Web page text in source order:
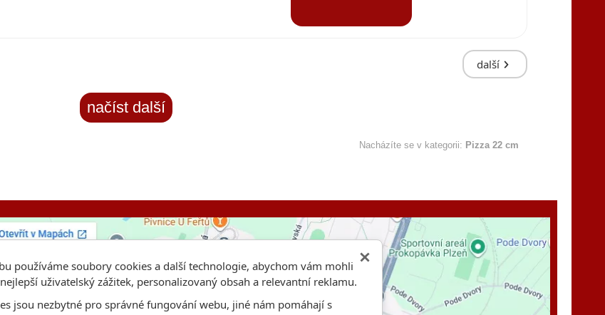
další
načíst další
Nacházíte se v kategorii: Pizza 22 cm
používáme soubory cookies a další technologie, abychom vám mohli
uživatelský zážitek, personalizovaný obsah a relevantní reklamu.
jsou nezbytné pro správné fungování webu, jiné nám pomáhají s